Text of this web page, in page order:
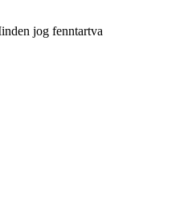
jog fenntartva